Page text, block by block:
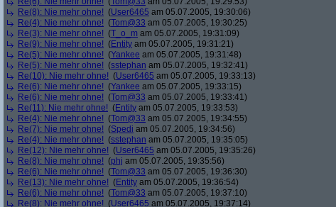
Re(8): Nie mehr ohne! (User6465 am 05.07.2005, 19:30:06)
Re(4): Nie mehr ohne! (Tom@33 am 05.07.2005, 19:30:25)
Re(3): Nie mehr ohne! (T_o_m am 05.07.2005, 19:31:09)
Re(9): Nie mehr ohne! (Entity am 05.07.2005, 19:31:21)
Re(5): Nie mehr ohne! (Yankee am 05.07.2005, 19:31:48)
Re(5): Nie mehr ohne! (sstephan am 05.07.2005, 19:32:41)
Re(10): Nie mehr ohne! (User6465 am 05.07.2005, 19:33:13)
Re(6): Nie mehr ohne! (Yankee am 05.07.2005, 19:33:15)
Re(6): Nie mehr ohne! (Tom@33 am 05.07.2005, 19:33:41)
Re(11): Nie mehr ohne! (Entity am 05.07.2005, 19:33:53)
Re(4): Nie mehr ohne! (Tom@33 am 05.07.2005, 19:34:55)
Re(7): Nie mehr ohne! (Spedi am 05.07.2005, 19:34:56)
Re(4): Nie mehr ohne! (sstephan am 05.07.2005, 19:35:05)
Re(12): Nie mehr ohne! (User6465 am 05.07.2005, 19:35:26)
Re(8): Nie mehr ohne! (phj am 05.07.2005, 19:35:56)
Re(6): Nie mehr ohne! (Tom@33 am 05.07.2005, 19:36:30)
Re(13): Nie mehr ohne! (Entity am 05.07.2005, 19:36:54)
Re(6): Nie mehr ohne! (Tom@33 am 05.07.2005, 19:37:10)
Re(8): Nie mehr ohne! (User6465 am 05.07.2005, 19:37:14)